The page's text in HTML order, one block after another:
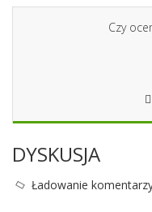
Czy
DYSKUSJA
Ładowanie